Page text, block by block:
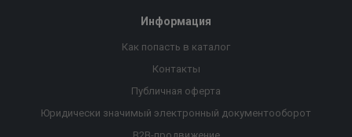
Информация
Как попасть в каталог
Контакты
Публичная оферта
Юридически значимый электронный документооборот